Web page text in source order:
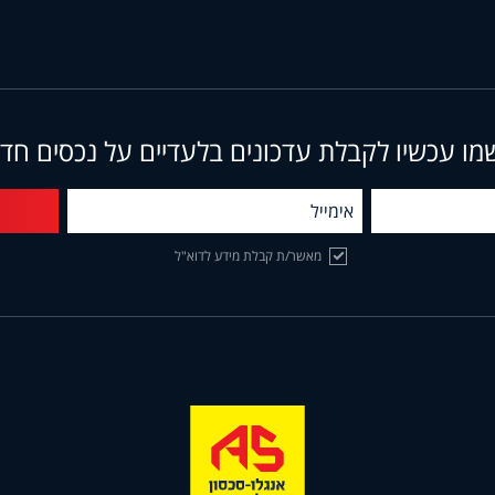
עכשיו לקבלת עדכונים בלעדיים על נכסים
מאשר/ת קבלת מידע לדוא"ל